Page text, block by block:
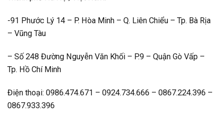
-91 Phước Lý 14 – P. Hòa Minh – Q. Liên Chiểu – Tp. Bà Rịa
– Vũng Tàu
– Số 248 Đường Nguyễn Văn Khối – P.9 – Quận Gò Vấp –
Tp. Hồ Chí Minh
Điện thoại: 0986.474.671 – 0924.734.666 – 0867.224.396 –
0867.933.396